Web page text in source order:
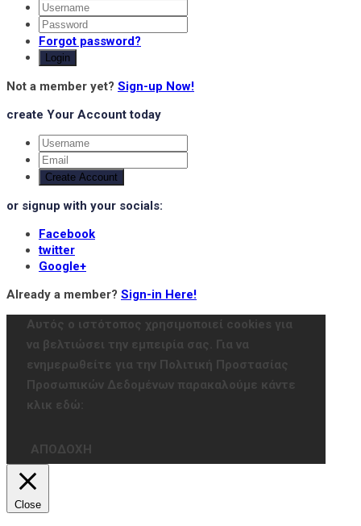
Forgot password?
Login
Not a member yet? Sign-up Now!
create Your Account today
Create Account
or signup with your socials:
Facebook
twitter
Google+
Already a member? Sign-in Here!
Αυτός ο ιστότοπος χρησιμοποιεί cookies για
να βελτιώσει την εμπειρία σας. Για να
ενημερωθείτε για την Πολιτική Προστασίας
Προσωπικών Δεδομένων παρακαλούμε κάντε
κλικ εδώ:
ΑΠΟΔΟΧΗ
Close